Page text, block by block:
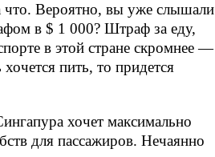
что. Вероятно, вы уже слышали
в $ 1 000? Штраф за еду,
в этой стране скромнее —
пить, то придется
хочет максимально
для пассажиров. Нечаянно